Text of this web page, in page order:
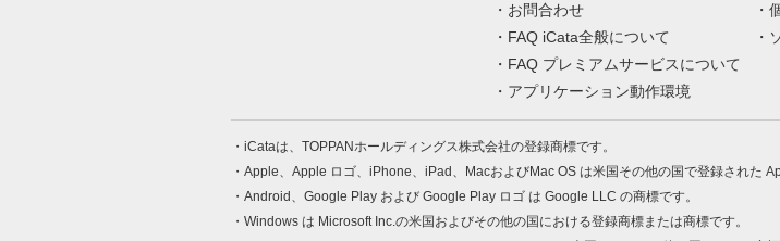
お問合わせ
FAQ iCata全般について
FAQ プレミアムサービスについて
アプリケーション動作環境
iCataは、TOPPANホールディングス株式会社の登録商標です。
Apple、Apple ロゴ、iPhone、iPad、MacおよびMac OS は米国その他の国で登録された
Android、Google Play および Google Play ロゴ は Google LLC の商標です。
Windows は Microsoft Inc.の米国およびその他の国における登録商標または商標です。